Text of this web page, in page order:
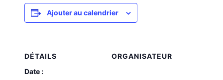
Ajouter au calendrier
DÉTAILS
Date :
ORGANISATEUR